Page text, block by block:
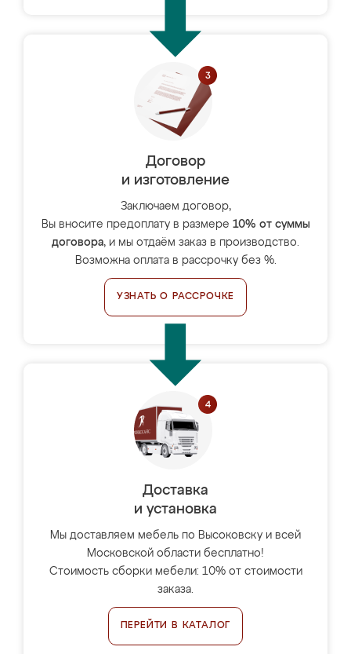
Договор
и изготовление
Заключаем договор,
Вы вносите предоплату в размере 10% от суммы
договора, и мы отдаём заказ в производство.
Возможна оплата в рассрочку без %.
УЗНАТЬ О РАССРОЧКЕ
Доставка
и установка
Мы доставляем мебель по Высоковску и всей
Московской области бесплатно!
Стоимость сборки мебели: 10% от стоимости
заказа.
ПЕРЕЙТИ В КАТАЛОГ